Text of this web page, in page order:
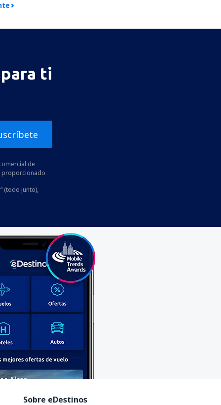
ti
de
proporcionado.
(todo junto),
Sobre eDestinos